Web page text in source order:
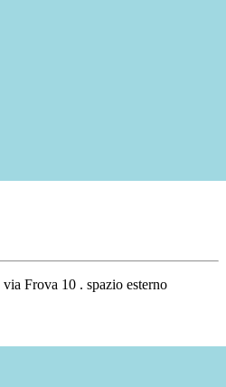
Frova 10 . spazio esterno